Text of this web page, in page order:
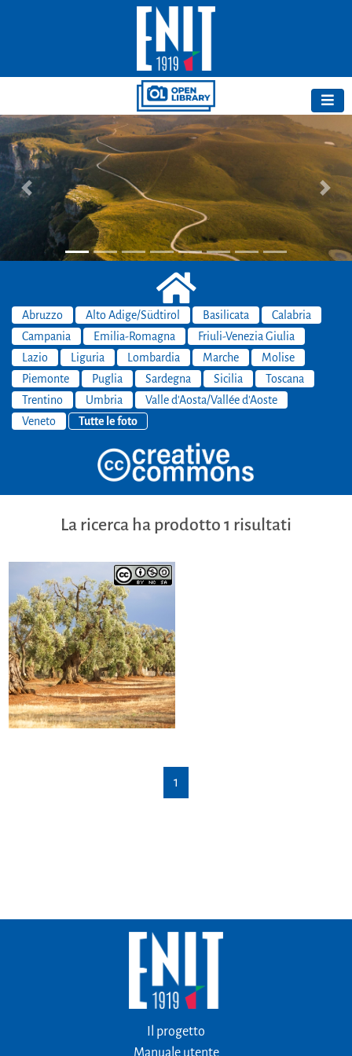
Previous Next
Abruzzo Alto Adige/Südtirol Basilicata
Calabria
Campania
Emilia-Romagna
Friuli-Venezia Giulia
Lazio
Liguria Lombardia Marche
Molise
Piemonte
Puglia Sardegna Sicilia
Toscana
Trentino
Umbria
Valle d'Aosta/Vallée d'Aoste
Veneto
Tutte le foto
La ricerca ha prodotto 1 risultati
1
Il progetto
Manuale utente